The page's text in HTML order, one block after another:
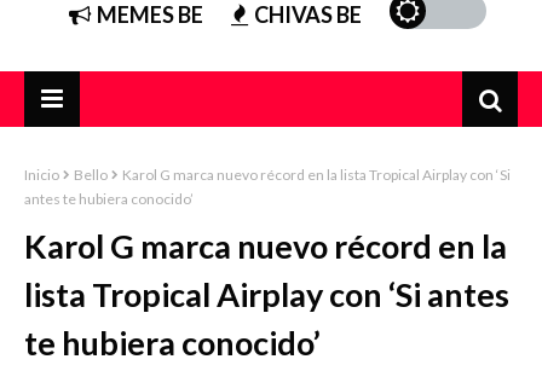
MEMES BE CHIVAS BE
Inicio Bello
Karol G marca nuevo récord en la lista Tropical Airplay con ‘Si
antes te hubiera conocido’
Karol G marca nuevo récord en la
lista Tropical Airplay con ‘Si antes
te hubiera conocido’